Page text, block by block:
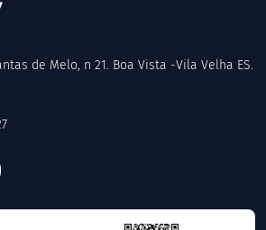
de Melo, n 21. Boa Vista -Vila Velha ES.